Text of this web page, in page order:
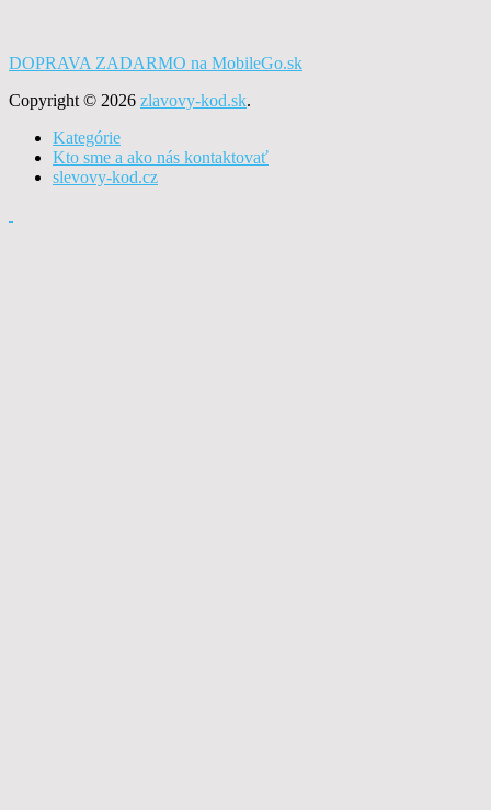
DOPRAVA ZADARMO na MobileGo.sk
Copyright © 2026 zlavovy-kod.sk.
Kategórie
Kto sme a ako nás kontaktovať
slevovy-kod.cz